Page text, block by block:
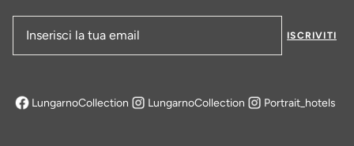
ISCRIVITI
LungarnoCollection
si apre in una nuova scheda
LungarnoCollection Portrait_hotels